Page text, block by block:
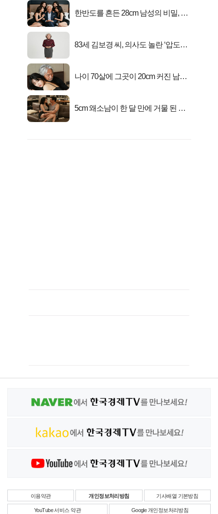
한반도를 흔든 28cm 남성의 비밀, 매
83세 김보경 씨, 의사도 놀란 ‘압도적
나이 70살에 그곳이 20cm 커진 남자..
5cm 왜소남이 한 달 만에 거물 된 사